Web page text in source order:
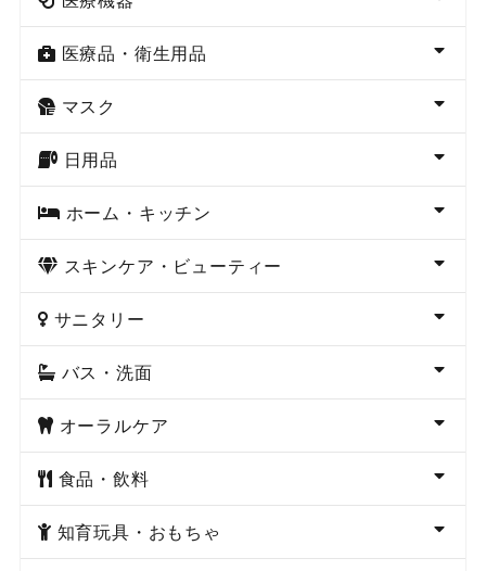
医療品・衛生用品
マスク
日用品
ホーム・キッチン
スキンケア・ビューティー
サニタリー
バス・洗面
オーラルケア
食品・飲料
知育玩具・おもちゃ